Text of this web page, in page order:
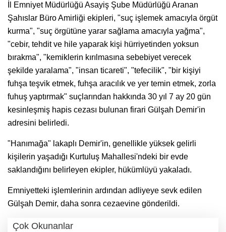
İl Emniyet Müdürlüğü Asayiş Şube Müdürlüğü Aranan
Şahıslar Büro Amirliği ekipleri, "suç işlemek amacıyla örgüt
kurma", "suç örgütüne yarar sağlama amacıyla yağma",
"cebir, tehdit ve hile yaparak kişi hürriyetinden yoksun
bırakma", "kemiklerin kırılmasına sebebiyet verecek
şekilde yaralama", "insan ticareti", "tefecilik", "bir kişiyi
fuhşa teşvik etmek, fuhşa aracılık ve yer temin etmek, zorla
fuhuş yaptırmak" suçlarından hakkında 30 yıl 7 ay 20 gün
kesinleşmiş hapis cezası bulunan firari Gülşah Demir'in
adresini belirledi.
"Hanımağa" lakaplı Demir'in, genellikle yüksek gelirli
kişilerin yaşadığı Kurtuluş Mahallesi'ndeki bir evde
saklandığını belirleyen ekipler, hükümlüyü yakaladı.
Emniyetteki işlemlerinin ardından adliyeye sevk edilen
Gülşah Demir, daha sonra cezaevine gönderildi.
Çok Okunanlar